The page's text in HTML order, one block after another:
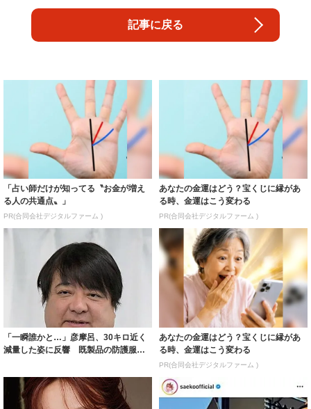
記事に戻る
「占い師だけが知ってる〝お金が増え
る人の共通点〟」
PR(合同会社デジタルファーム )
あなたの金運はどう？宝くじに縁があ
る時、金運はこう変わる
PR(合同会社デジタルファーム )
「一瞬誰かと…」彦摩呂、30キロ近く
減量した姿に反響 既製品の防護服が
あなたの金運はどう？宝くじに縁があ
る時、金運はこう変わる
PR(合同会社デジタルファーム )